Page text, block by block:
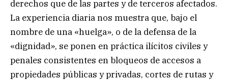
derechos que de las partes y de terceros afectados.
La experiencia diaria nos muestra que, bajo el
nombre de una «huelga», o de la defensa de la
«dignidad», se ponen en práctica ilícitos civiles y
penales consistentes en bloqueos de accesos a
propiedades públicas y privadas, cortes de rutas y